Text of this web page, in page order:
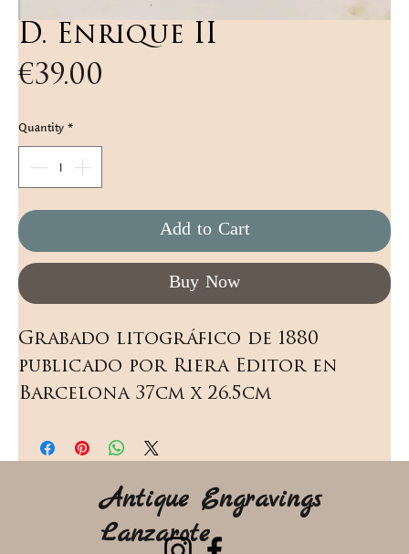
D. Enrique II
€39.00
Quantity*
Add to Cart
Buy Now
Grabado litográfico de 1880
publicado por Riera Editor en
Barcelona 37cm x 26.5cm
Antique Engravings
Lanzarote